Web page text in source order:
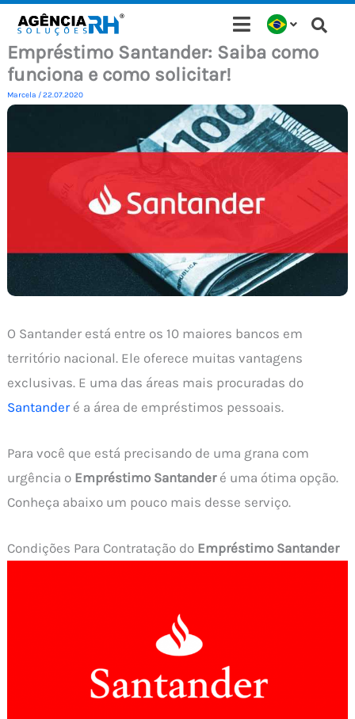
para
conteúdo
Empréstimo Santander: Saiba como
funciona e como solicitar!
Marcela /22.07.2020
O Santander está entre os 10 maiores bancos em
território nacional. Ele oferece muitas vantagens
exclusivas. E uma das áreas mais procuradas do
Santanderé a área de empréstimos pessoais.
Para você que está precisando de uma grana com
urgência o Empréstimo Santanderé uma ótima opção.
Conheça abaixo um pouco mais desse serviço.
Condições Para Contratação do Empréstimo Santander